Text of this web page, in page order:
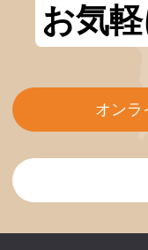
お気
オンラ